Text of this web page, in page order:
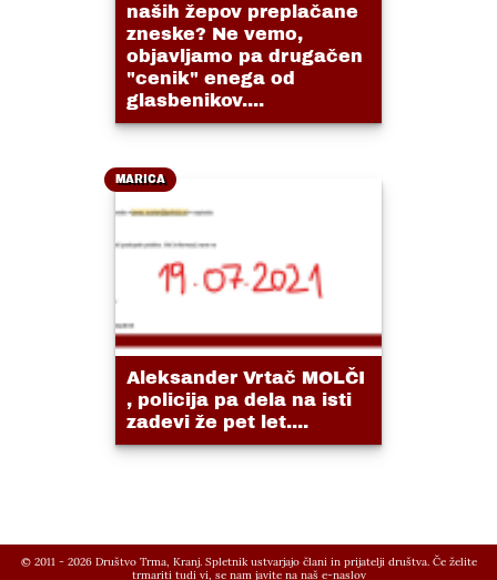
naših žepov preplačane
zneske? Ne vemo,
objavljamo pa drugačen
"cenik" enega od
glasbenikov....
MARICA
Aleksander Vrtač MOLČI
, policija pa dela na isti
zadevi že pet let....
© 2011 - 2026 Društvo Trma, Kranj. Spletnik ustvarjajo člani in prijatelji društva. Če želite
trmariti tudi vi, se nam javite na naš e-naslov